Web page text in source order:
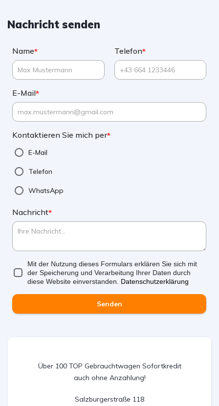
Nachricht senden
Name* Telefon*
E-Mail*
Kontaktieren Sie mich per*
E-Mail
Telefon
WhatsApp
Nachricht*
Mit der Nutzung dieses Formulars erklären Sie sich mit
der Speicherung und Verarbeitung Ihrer Daten durch
diese Website einverstanden. Datenschutzerklärung
Senden
Über 100 TOP Gebrauchtwagen Sofortkredit
auch ohne Anzahlung!
Salzburgerstraße 118